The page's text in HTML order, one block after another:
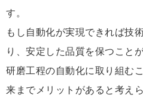
す。
もし自動化が実現できれば技
り、安定した品質を保つこと
研磨工程の自動化に取り組む
来までメリットがあると考えら